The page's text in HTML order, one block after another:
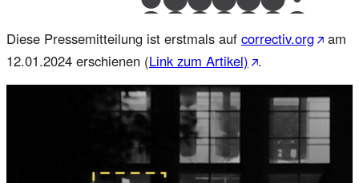
Diese Pressemitteilung ist erstmals auf correctiv.org
am
12.01.2024 erschienen (Link zum Artikel) .